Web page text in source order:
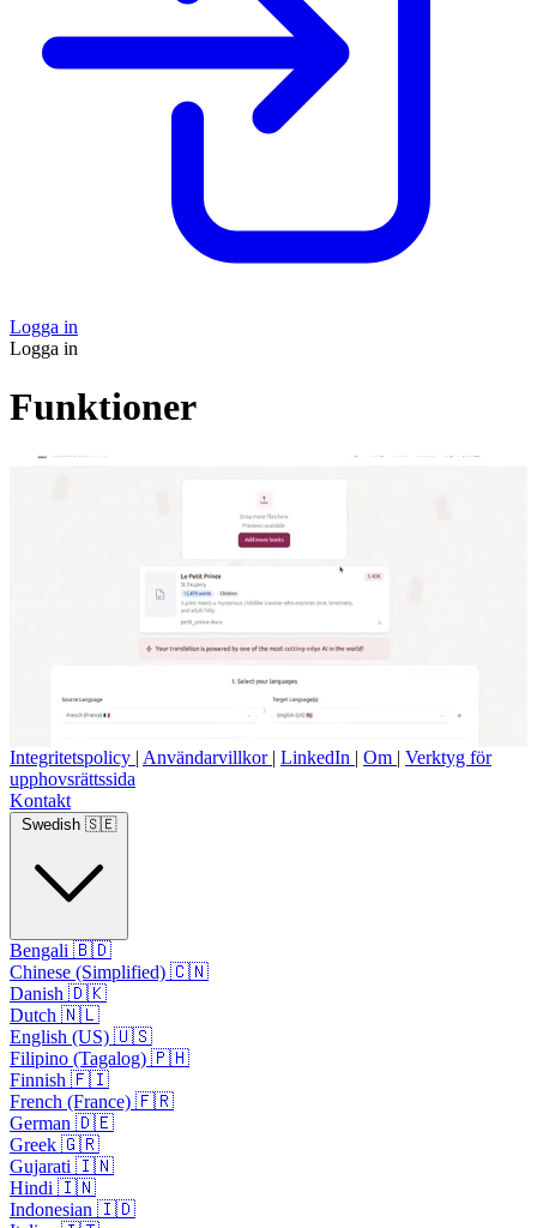
Logga in
Logga in
Funktioner
Integritetspolicy | Användarvillkor | LinkedIn | Om | Verktyg för
upphovsrättssida
Kontakt
Swedish 🇸🇪
Bengali 🇧🇩
Chinese (Simplified) 🇨🇳
Danish 🇩🇰
Dutch 🇳🇱
English (US) 🇺🇸
Filipino (Tagalog) 🇵🇭
Finnish 🇫🇮
French (France) 🇫🇷
German 🇩🇪
Greek 🇬🇷
Gujarati 🇮🇳
Hindi 🇮🇳
Indonesian 🇮🇩